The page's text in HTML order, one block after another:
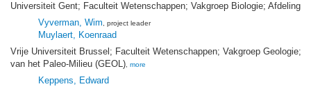
Universiteit Gent; Faculteit Wetenschappen; Vakgroep Biologie; Afdeling
Vyverman, Wim, project leader
Muylaert, Koenraad
Vrije Universiteit Brussel; Faculteit Wetenschappen; Vakgroep Geologie;
van het Paleo-Milieu (GEOL), more
Keppens, Edward